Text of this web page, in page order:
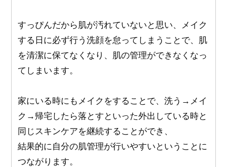
すっぴんだから肌が汚れていないと思い、メイク
する日に必ず行う洗顔を怠ってしまうことで、肌
を清潔に保てなくなり、肌の管理ができなくなっ
てしまいます。
家にいる時にもメイクをすることで、洗う→メイ
ク→帰宅したら落とすといった外出している時と
同じスキンケアを継続することができ、
結果的に自分の肌管理が行いやすいということに
つながります。